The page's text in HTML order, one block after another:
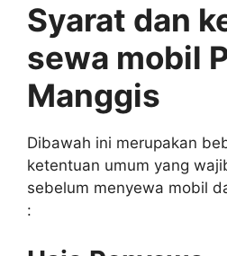
Syarat dan
sewa mobil
Manggis
Dibawah ini merupakan
ketentuan umum yang
sebelum menyewa mobil
: